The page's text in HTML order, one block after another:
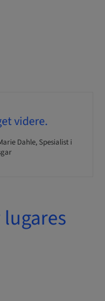
videre.
Dahle, Spesialist i